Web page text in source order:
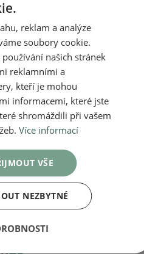
reklam a analýze
soubory cookie.
našich stránek
reklamními a
kteří je mohou
informacemi, které jste
shromáždili při vašem
Více informací
VŠE
NEZBYTNÉ